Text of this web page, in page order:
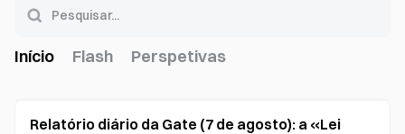
Início Flash Perspetivas
Relatório diário da Gate (7 de agosto): a «Lei